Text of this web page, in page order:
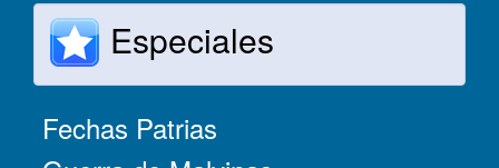
Especiales
Fechas Patrias